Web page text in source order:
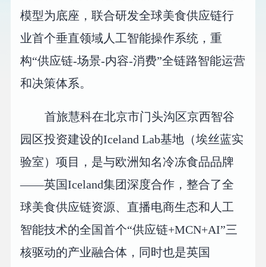
模型为底座，联合研发全球美食供应链行
业首个垂直领域人工智能操作系统，重
构“供应链-场景-内容-消费”全链路智能运营
和决策体系。
首旅慧科在北京市门头沟区京西智谷
园区投资建设的Iceland Lab基地（埃丝蓝实
验室）项目，是与欧洲知名冷冻食品品牌
——英国Iceland集团深度合作，整合了全
球美食供应链资源、直播电商生态和人工
智能技术的全国首个“供应链+MCN+AI”三
核驱动的产业融合体，同时也是英国